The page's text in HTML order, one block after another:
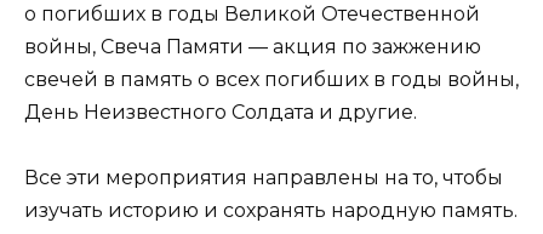
о погибших в годы Великой Отечественной
войны, Свеча Памяти — акция по зажжению
свечей в память о всех погибших в годы войны,
День Неизвестного Солдата и другие.
Все эти мероприятия направлены на то, чтобы
изучать историю и сохранять народную память.